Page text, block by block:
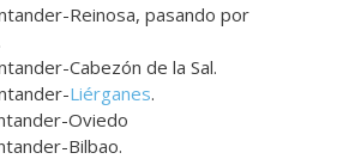
Reinosa, pasando por
Cabezón de la Sal.
Liérganes.
Oviedo
Bilbao.